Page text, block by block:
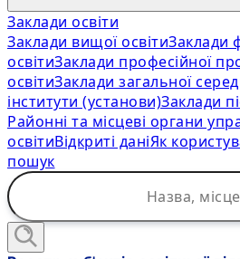
Заклади освіти
Заклади вищої освітиЗаклади
освітиЗаклади професійної
освітиЗаклади загальної
інститути (установи)Заклади
Районні та місцеві органи
освітиВідкриті даніЯк
пошук